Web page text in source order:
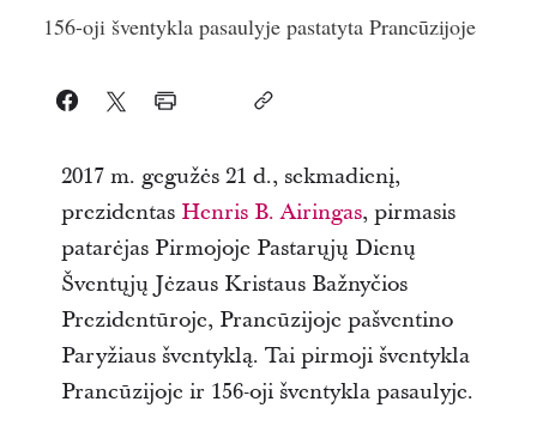
156-oji šventykla pasaulyje pastatyta Prancūzijoje
2017 m. gegužės 21 d., sekmadienį,
prezidentas Henris B. Airingas, pirmasis
patarėjas Pirmojoje Pastarųjų Dienų
Šventųjų Jėzaus Kristaus Bažnyčios
Prezidentūroje, Prancūzijoje pašventino
Paryžiaus šventyklą. Tai pirmoji šventykla
Prancūzijoje ir 156-oji šventykla pasaulyje.